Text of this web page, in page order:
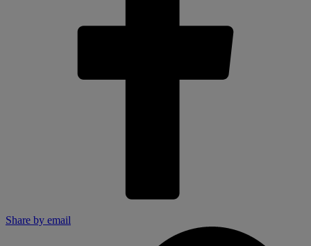
Share by email